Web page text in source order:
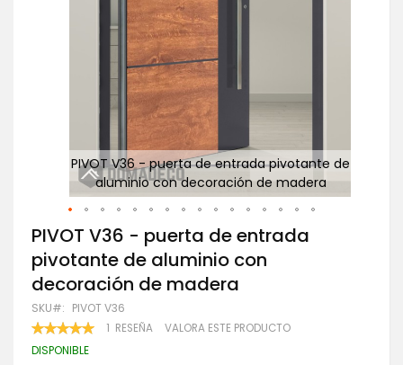
PIVOT V36 - puerta de entrada pivotante de
aluminio con decoración de madera
Saltar
al
comienzo
de
la
galería
de
imágenes
PIVOT V36 - puerta de entrada
pivotante de aluminio con
decoración de madera
SKU PIVOT V36
VALORACIÓN:
100 100
1 RESEÑA VALORA ESTE PRODUCTO
DISPONIBLE